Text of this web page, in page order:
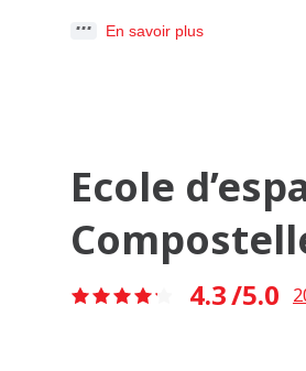
En savoir plus
Ecole
4.3/5.0